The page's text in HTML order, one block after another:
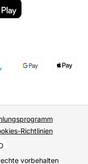
vorbehalten
Richtlinien